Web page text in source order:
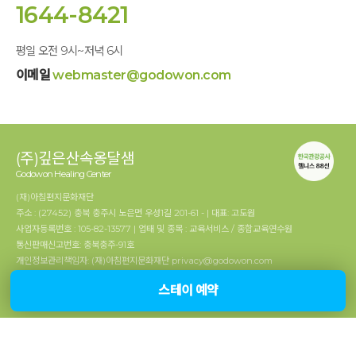
스테이 예약
1644-8421
평일 오전 9시~저녁 6시
이메일webmaster@godowon.com
(주)깊은산속옹달샘
Godowon Healing Center
(재)아침편지문화재단
주소 : (27452) 충북 충주시 노은면 우성1길 201-61 - | 대표: 고도원
사업자등록번호 : 105-82-13577 | 업태 및 종목 : 교육서비스 / 종합교육연수원
통신판매신고번호: 충북충주-91호
개인정보관리책임자: (재)아침편지문화재단 privacy@godowon.com